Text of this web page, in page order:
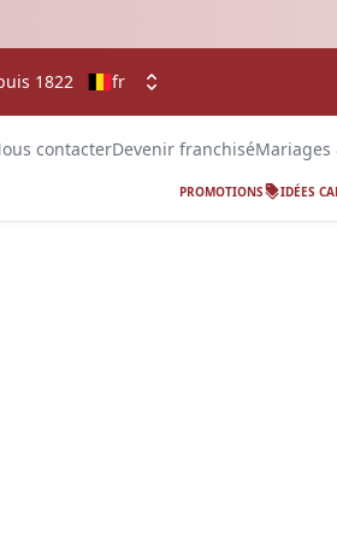
1822 fr
contacterDevenir franchiséMariages
PROMOTIONS IDÉES